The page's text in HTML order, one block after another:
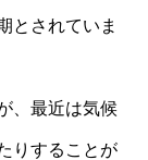
とされていま
、最近は気候
りすることが